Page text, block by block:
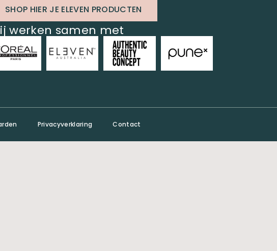
SHOP HIER JE ELEVEN PRODUCTEN
werken samen met
Privacyverklaring Contact